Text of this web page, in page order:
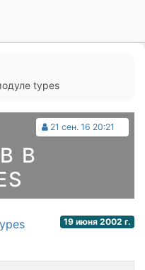
types
21 сен. 16 20:21
В
19 июня 2002 г.